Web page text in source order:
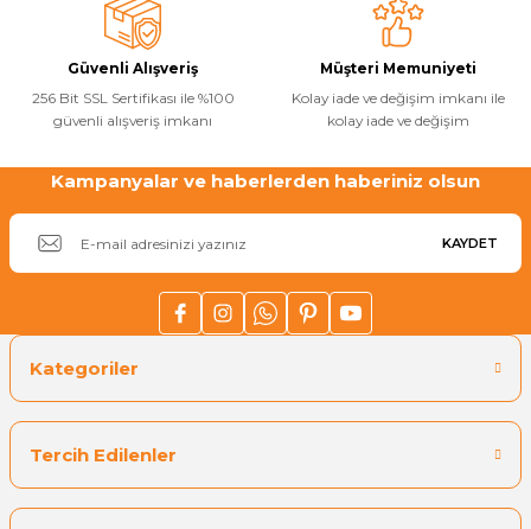
Güvenli Alışveriş
256 Bit SSL Sertifikası ile %100
güvenli alışveriş imkanı
Müşteri Memuniyeti
Kolay iade ve değişim imkanı ile
kolay iade ve değişim
Kampanyalar ve haberlerden haberiniz olsun
KAYDET
Kategoriler
Tercih Edilenler